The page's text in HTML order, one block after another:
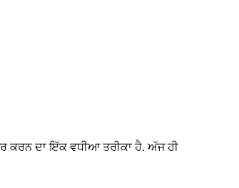
ਕਰਨ ਦਾ ਇੱਕ ਵਧੀਆ ਤਰੀਕਾ ਹੈ. ਅੱਜ ਹੀ